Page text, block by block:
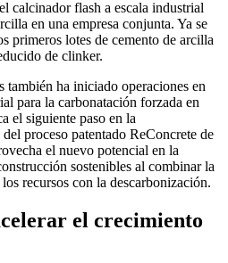
calcinador flash a escala industrial
en una empresa conjunta. Ya se
primeros lotes de cemento de arcilla
de clinker.
ha iniciado operaciones en
para la carbonatación forzada en
el siguiente paso en la
proceso patentado ReConcrete de
el nuevo potencial en la
sostenibles al combinar la
recursos con la descarbonización.
el crecimiento